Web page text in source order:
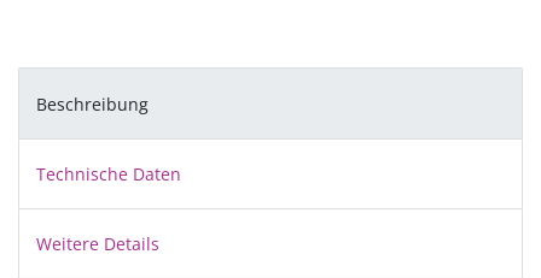
Beschreibung
Technische Daten
Weitere Details